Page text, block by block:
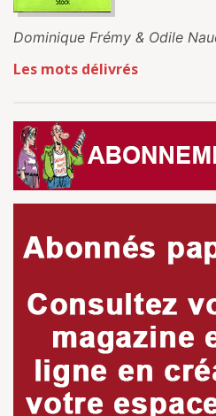
Dominique Frémy & Odile
Les mots délivrés